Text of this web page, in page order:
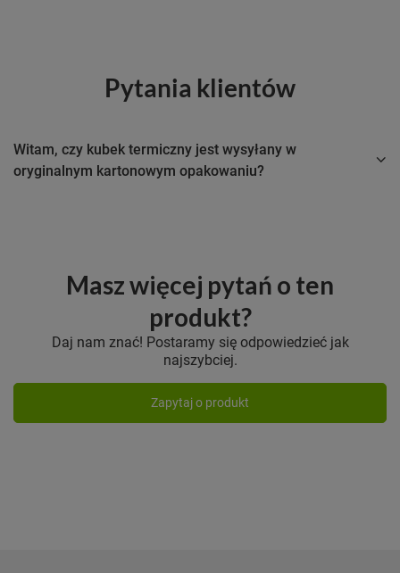
Pytania klientów
Witam, czy kubek termiczny jest wysyłany w
oryginalnym kartonowym opakowaniu?
Masz więcej pytań o ten
produkt?
Daj nam znać! Postaramy się odpowiedzieć jak
najszybciej.
Zapytaj o produkt